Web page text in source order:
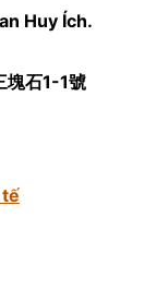
Huy Ích.
塊石1-1號
tế